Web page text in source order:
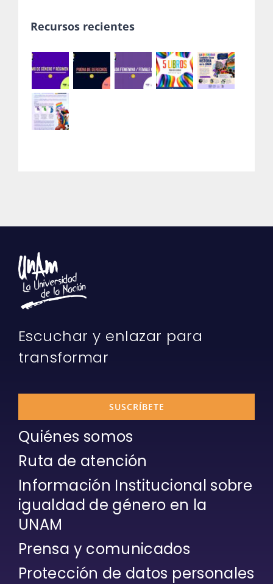
Recursos recientes
Escuchar y enlazar para
transformar
SUSCRÍBETE
Quiénes somos
Ruta de atención
Información Institucional sobre
igualdad de género en la
UNAM
Prensa y comunicados
Protección de datos personales